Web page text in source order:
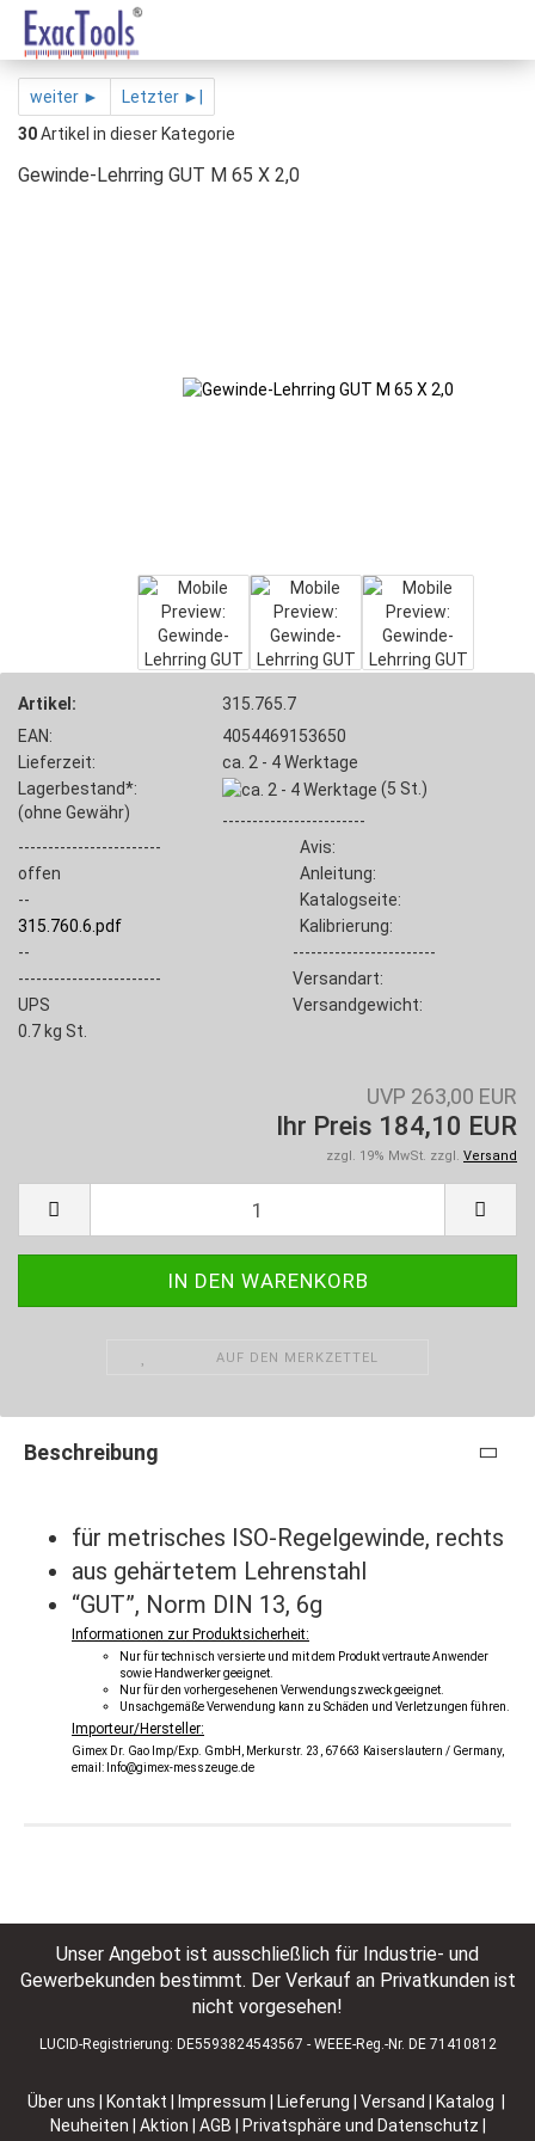
weiter ►
Letzter ►|
30Artikel in dieser Kategorie
Gewinde-Lehrring GUT M 65 X 2,0
Artikel:
315.765.7
EAN:
4054469153650
Lieferzeit:
ca. 2 - 4 Werktage
Lagerbestand*:
(ohne Gewähr)
(5 St.)
------------------------
------------------------
Avis:
offen
Anleitung:
--
Katalogseite:
315.760.6.pdf
Kalibrierung:
--
------------------------
------------------------
Versandart:
UPS
Versandgewicht:
0.7 kg St.
UVP 263,00 EUR
Ihr Preis 184,10 EUR
zzgl. 19% MwSt. zzgl. Versand
AUF DEN MERKZETTEL
Beschreibung
für metrisches ISO-Regelgewinde, rechts
aus gehärtetem Lehrenstahl
“GUT”, Norm DIN 13, 6g
Informationen zur Produktsicherheit:
Nur für technisch versierte und mit dem Produkt vertraute Anwender
sowie Handwerker geeignet.
Nur für den vorhergesehenen Verwendungszweck geeignet.
Unsachgemäße Verwendung kann zu Schäden und Verletzungen führen.
Importeur/Hersteller:
Gimex Dr. Gao Imp/Exp. GmbH, Merkurstr. 23, 67663 Kaiserslautern / Germany,
email: Info@gimex-messzeuge.de
Unser Angebot ist ausschließlich für Industrie- und
Gewerbekunden bestimmt. Der Verkauf an Privatkunden ist
nicht vorgesehen!
LUCID-Registrierung: DE5593824543567 - WEEE-Reg.-Nr. DE 71410812
Über uns Kontakt Impressum Lieferung | Versand
Katalog |
Neuheiten | Aktion
AGB Privatsphäre und Datenschutz